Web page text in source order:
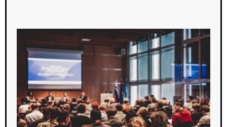
Sesiones informativas: Yo soy Humanitas y Yo
también soy Humanitas (ejecutivo y maestría)
El 24 y 25 de abril los alumnos de primer ingreso del modelo
escolarizado y los alumnos de primer ingreso del modelo ejecutivo y
de maestría, respectivamente, conocieron el valor de pertenecer a la